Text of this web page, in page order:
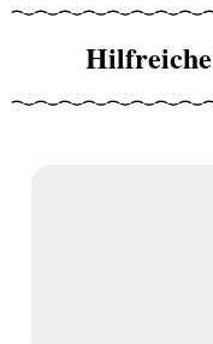
Hilfreiche